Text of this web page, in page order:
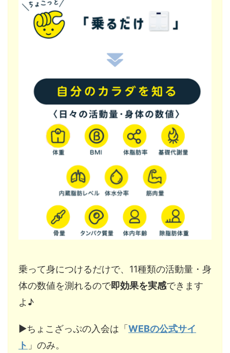
乗って身につけるだけで、11種類の活動量・身
体の数値を測れるので即効果を実感できます
よ♪
▶︎ちょこざっぷの入会は「 WEBの公式サイ
ト 」のみ。